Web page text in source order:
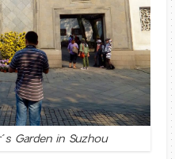
Garden in Suzhou